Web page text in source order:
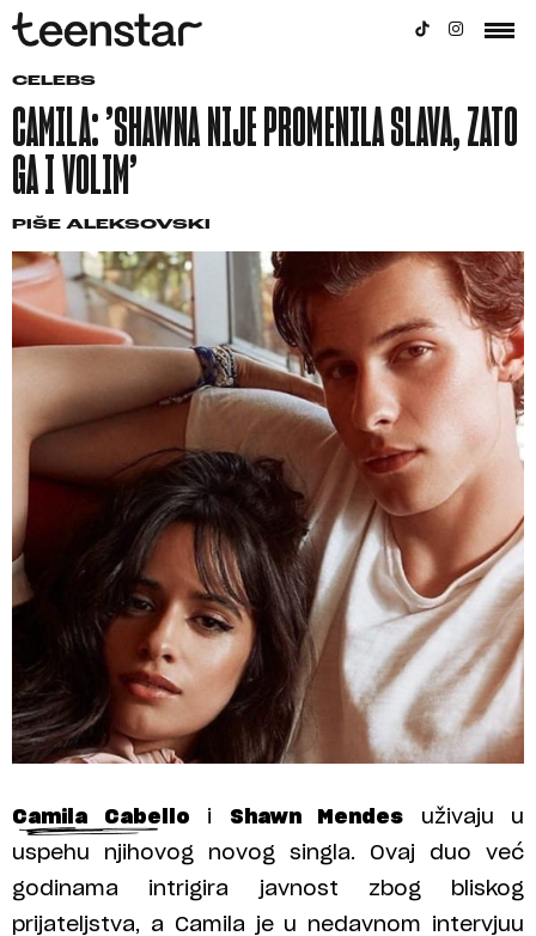
CELEBS
CAMILA: ’SHAWNA NIJE PROMENILA SLAVA, ZATO
GA I VOLIM’
PIŠE ALEKSOVSKI
Camila Cabello i Shawn Mendes uživaju u
uspehu njihovog novog singla. Ovaj duo već
godinama intrigira javnost zbog bliskog
prijateljstva, a Camila je u nedavnom intervjuu